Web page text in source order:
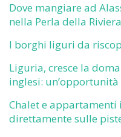
Dove mangiare ad
nella Perla della
I borghi liguri da
Liguria, cresce la
inglesi:
Chalet e appartamenti
direttamente sulle